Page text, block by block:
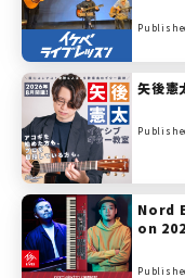
矢後憲
Nord
on